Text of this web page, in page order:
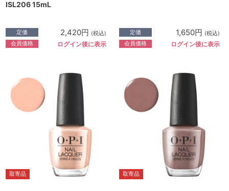
ISL206 15mL
定価 2,420円 (税込)
会員価格 ログイン後に表示
定価 1,650円 (税込)
会員価格 ログイン後に表示
取寄品 取寄品